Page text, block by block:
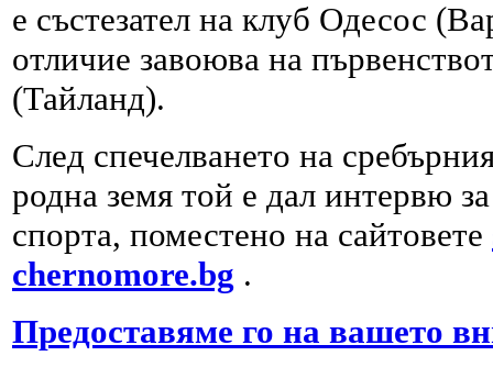
е състезател на клуб Одесос
отличие завоюва на
(Тайланд).
След спечелването на
родна земя той е дал интервю
спорта, поместено на сайтoвете
chernomore.bg .
Предоставяме го на вашето